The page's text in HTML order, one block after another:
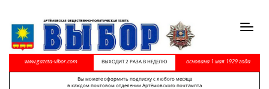
www.gazeta-vibor.com ВЫХОДИТ 2 РАЗА В НЕДЕЛЮ основана 1 мая 1929 года
Вы можете оформить подписку с любого месяца
в каждом почтовом отделении Артёмовского почтампта